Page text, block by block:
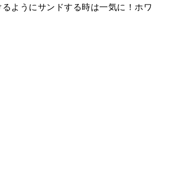
ようにサンドする時は一気に！ホワ